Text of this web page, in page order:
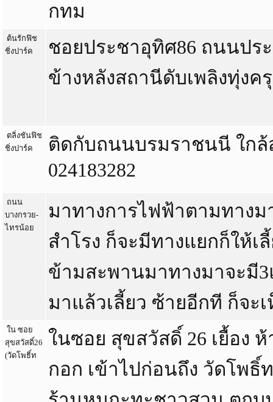
กทม
ต้นรักฟิช
ชิ่งปาร์ค
ชอยประชาอุทิศ86 ถนนปร
ข้างหลังสถานีดับเพลิงทุ่งค
ตลิ่งชันฟิช
ชิ่งปาร์ค
ติดกับถนนบรมราชนนี ใก
024183282
ถนน
บางกรวย-
ไทรน้อย
มาทางการไฟฟ้าตามทางม
สำโรง ก็จะมีทางแยกก็ให้เ
ข้ามสะพานมาทางมาจะมี3
มาแล้วเลี้ยว ซ้ายอีกที ก็จะ
ใน ซอย
สุขสวัสดิ์26
(วัดโพธิ์ท
ในซอย สุขสวัสดิ์ 26 เยื้อง
กอก เข้าไปก่อนถึง วัดโพธิ์